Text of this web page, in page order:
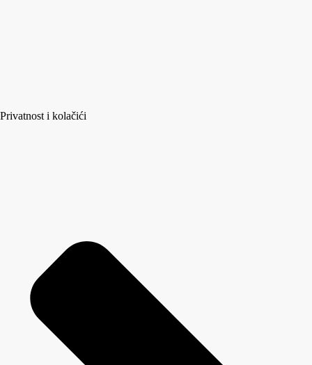
Privatnost i kolačići